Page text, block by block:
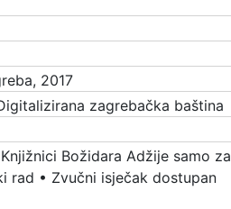
2017
zagrebačka baština
Božidara Adžije samo za
rad • Zvučni isječak dostupan